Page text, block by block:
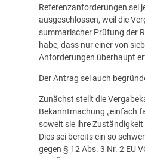
Referenzanforderungen sei
ausgeschlossen, weil die
summarischer Prüfung der
habe, dass nur einer von
Anforderungen überhaupt
Der Antrag sei auch
Zunächst stellt die
Bekanntmachung „einfach
soweit sie ihre
Dies sei bereits ein so
gegen § 12 Abs. 3 Nr. 2 EU